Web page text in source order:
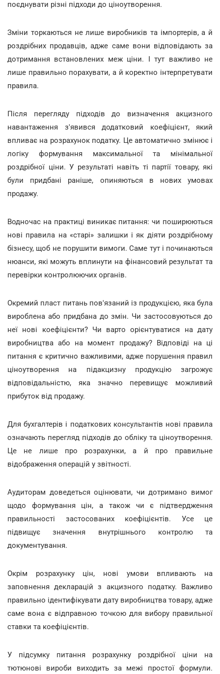
поєднувати різні підходи до ціноутворення.
Зміни торкаються не лише виробників та імпортерів, а й
роздрібних продавців, адже саме вони відповідають за
дотримання встановлених меж ціни. І тут важливо не
лише правильно порахувати, а й коректно інтерпретувати
правила.
Після перегляду підходів до визначення акцизного
навантаження з'явився додатковий коефіцієнт, який
впливає на розрахунок податку. Це автоматично змінює і
логіку формування максимальної та мінімальної
роздрібної ціни. У результаті навіть ті партії товару, які
були придбані раніше, опиняються в нових умовах
продажу.
Водночас на практиці виникає питання: чи поширюються
нові правила на «старі» залишки і як діяти роздрібному
бізнесу, щоб не порушити вимоги. Саме тут і починаються
нюанси, які можуть вплинути на фінансовий результат та
перевірки контролюючих органів.
Окремий пласт питань пов'язаний із продукцією, яка була
вироблена або придбана до змін. Чи застосовуються до
неї нові коефіцієнти? Чи варто орієнтуватися на дату
виробництва або на момент продажу? Відповіді на ці
питання є критично важливими, адже порушення правил
ціноутворення на підакцизну продукцію загрожує
відповідальністю, яка значно перевищує можливий
прибуток від продажу.
Для бухгалтерів і податкових консультантів нові правила
означають перегляд підходів до обліку та ціноутворення.
Це не лише про розрахунки, а й про правильне
відображення операцій у звітності.
Аудиторам доведеться оцінювати, чи дотримано вимог
щодо формування цін, а також чи є підтвердження
правильності застосованих коефіцієнтів. Усе це
підвищує значення внутрішнього контролю та
документування.
Окрім розрахунку цін, нові умови впливають на
заповнення декларацій з акцизного податку. Важливо
правильно ідентифікувати дату виробництва товару, адже
саме вона є відправною точкою для вибору правильної
ставки та коефіцієнтів.
У підсумку питання розрахунку роздрібної ціни на
тютюнові вироби виходить за межі простої формули.